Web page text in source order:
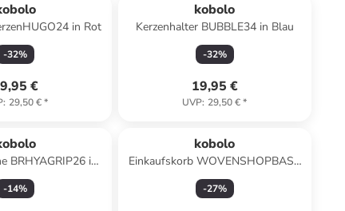
in Rot
-32%
€
: 29,50 €*
kobolo
Kerzenhalter BUBBLE34 in Blau
-32%
19,95 €
UVP: 29,50 €*
BRHYAGRIP26 in
Braun
-14%
kobolo
Einkaufskorb WOVENSHOPBASK
in Braun
-27%